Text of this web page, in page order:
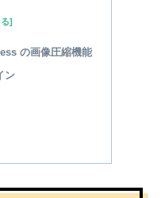
の画像圧縮機能
ン